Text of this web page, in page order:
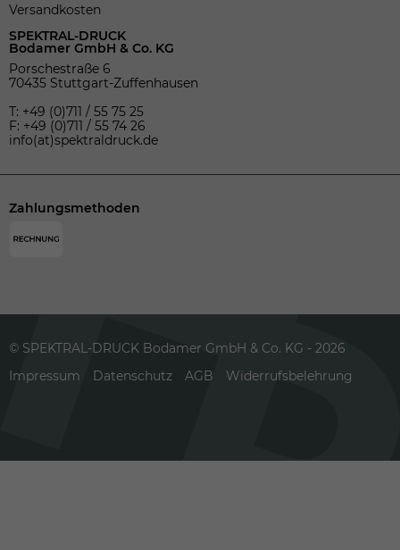
Versandkosten
SPEKTRAL-DRUCK
Bodamer GmbH & Co. KG
Porschestraße 6
70435 Stuttgart-Zuffenhausen
T: +49 (0)711 / 55 75 25
F: +49 (0)711 / 55 74 26
info(at)spektraldruck.de
Zahlungsmethoden
© SPEKTRAL-DRUCK Bodamer GmbH & Co. KG - 2026
Impressum
Datenschutz AGB Widerrufsbelehrung